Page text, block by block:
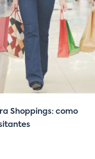
Shoppings: como